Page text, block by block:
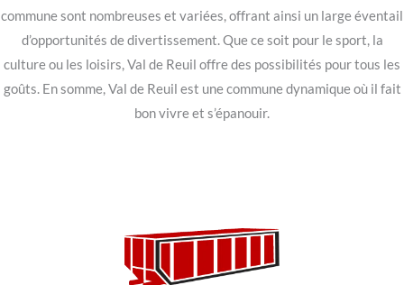
commune sont nombreuses et variées, offrant ainsi un large éventail
d’opportunités de divertissement. Que ce soit pour le sport, la
culture ou les loisirs, Val de Reuil offre des possibilités pour tous les
goûts. En somme, Val de Reuil est une commune dynamique où il fait
bon vivre et s’épanouir.